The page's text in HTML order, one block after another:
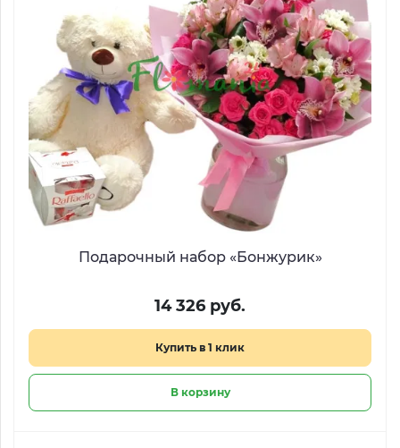
Подарочный набор «Бонжурик»
14 326 руб.
Купить в 1 клик
В корзину